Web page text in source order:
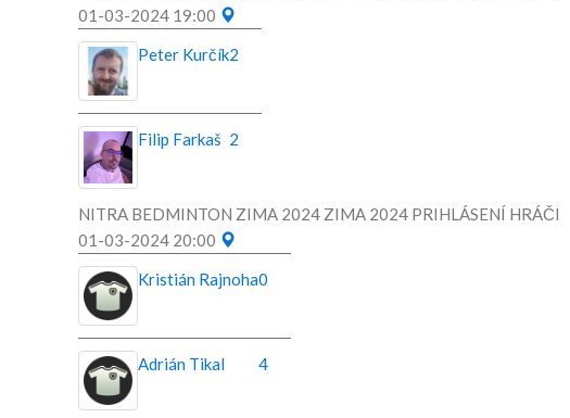
01-03-2024 19:00
Peter Kurčík2
Filip Farkaš 2
NITRA BEDMINTON ZIMA 2024 ZIMA 2024 PRIHLÁSENÍ HRÁČI
01-03-2024 20:00
Kristián Rajnoha0
Adrián Tikal 4